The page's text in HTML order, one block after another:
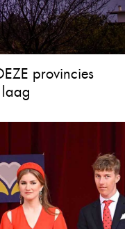
provincies
laag